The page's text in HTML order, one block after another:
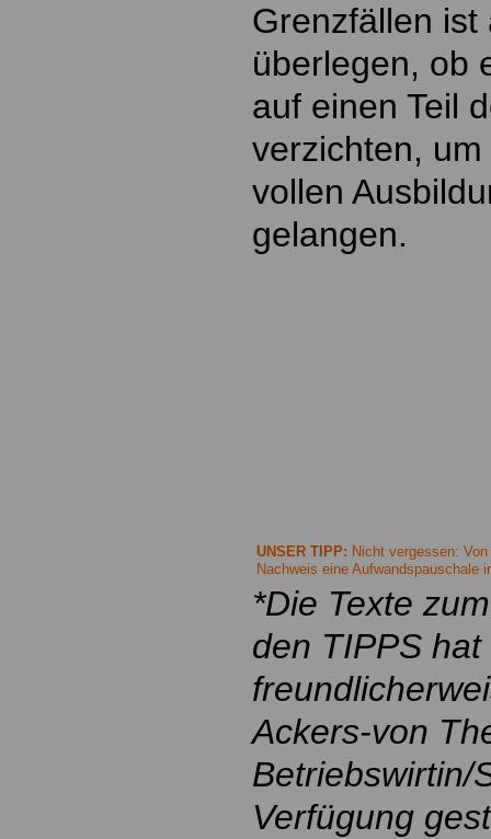
Grenzfällen ist
überlegen, ob
auf einen Teil
verzichten,
vollen
gelangen.
UNSER TIPP: Nicht vergessen:
Nachweis eine Aufwandspauschale
*Die Texte
den TIPPS hat
Ackers-von
Betriebswirtin/
Verfügung